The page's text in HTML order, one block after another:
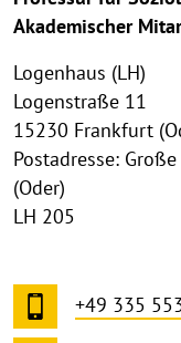
Akademischer
Logenhaus (LH)
Logenstraße 11
15230 Frankfurt
Postadresse:
(Oder)
LH 205
+49 335